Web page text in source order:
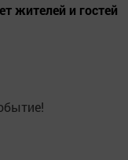
жителей и гостей